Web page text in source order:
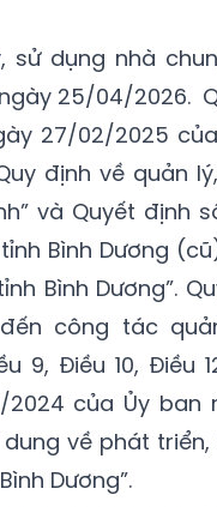
sử dụng nhà
25/04/2026.
27/02/2025
định về quản
và Quyết định
Bình Dương
Bình Dương”.
công tác
9, Điều 10, Điều
2024 của Ủy ban
về phát
Dương”.